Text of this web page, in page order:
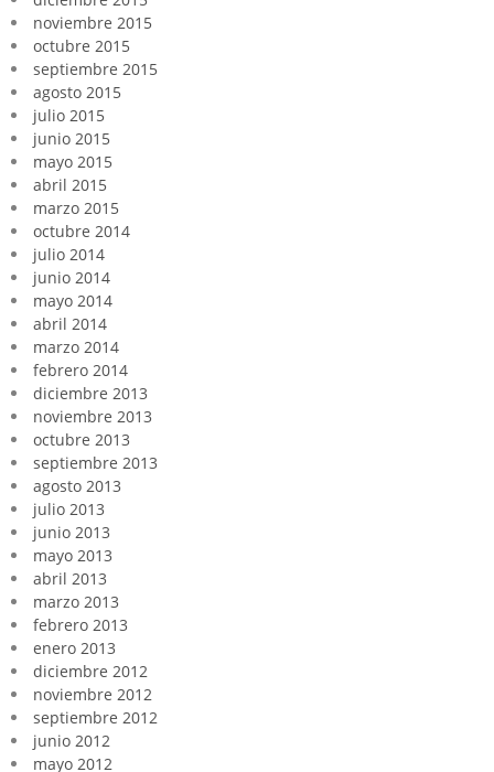
noviembre 2015
octubre 2015
septiembre 2015
agosto 2015
julio 2015
junio 2015
mayo 2015
abril 2015
marzo 2015
octubre 2014
julio 2014
junio 2014
mayo 2014
abril 2014
marzo 2014
febrero 2014
diciembre 2013
noviembre 2013
octubre 2013
septiembre 2013
agosto 2013
julio 2013
junio 2013
mayo 2013
abril 2013
marzo 2013
febrero 2013
enero 2013
diciembre 2012
noviembre 2012
septiembre 2012
junio 2012
mayo 2012